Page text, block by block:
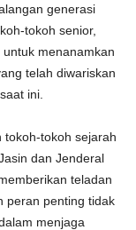
generasi
tokoh senior,
menanamkan
telah diwariskan
ini.
tokoh-tokoh sejarah
dan Jenderal
teladan
peran penting tidak
menjaga